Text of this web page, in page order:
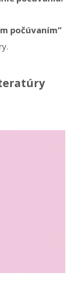
počúvaním“